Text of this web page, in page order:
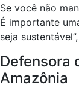
Se você não
É importante
seja
Defensora
Amazônia